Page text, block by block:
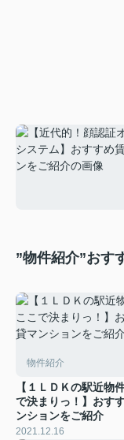
”物件紹介”おす
物件紹介
【１ＬＤＫの駅近物
で決まりっ！】おす
ンションをご紹介
2021.12.16